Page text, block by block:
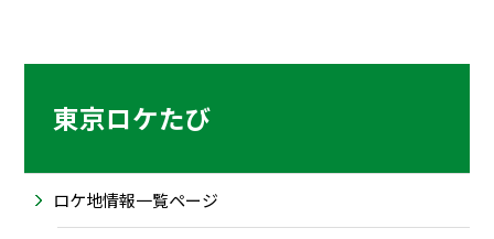
東京ロケたび
ロケ地情報一覧ページ